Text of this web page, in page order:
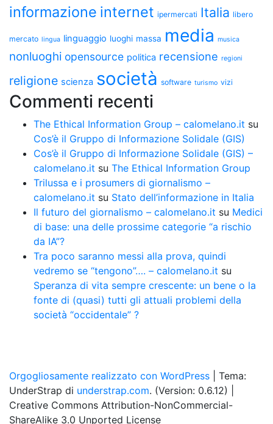
informazione internet ipermercati Italia libero
mercato lingua linguaggio luoghi massa media musica
nonluoghi opensource politica recensione regioni
religione scienza società software turismo vizi
Commenti recenti
The Ethical Information Group – calomelano.it su
Cos’è il Gruppo di Informazione Solidale (GIS)
Cos’è il Gruppo di Informazione Solidale (GIS) –
calomelano.it su The Ethical Information Group
Trilussa e i prosumers di giornalismo –
calomelano.it su Stato dell’informazione in Italia
Il futuro del giornalismo – calomelano.it su Medici
di base: una delle prossime categorie “a rischio
da IA”?
Tra poco saranno messi alla prova, quindi
vedremo se “tengono”…. – calomelano.it su
Speranza di vita sempre crescente: un bene o la
fonte di (quasi) tutti gli attuali problemi della
società “occidentale” ?
Orgogliosamente realizzato con WordPress
Tema:
UnderStrap di understrap.com. (Version: 0.6.12)
Creative Commons Attribution-NonCommercial-
ShareAlike 3.0 Unported License